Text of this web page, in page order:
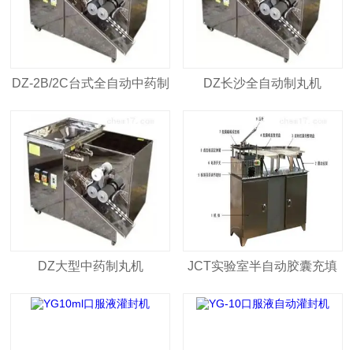
DZ-2B/2C台式全自动中药制 DZ长沙全自动制丸机
DZ大型中药制丸机 JCT实验室半自动胶囊充填
机